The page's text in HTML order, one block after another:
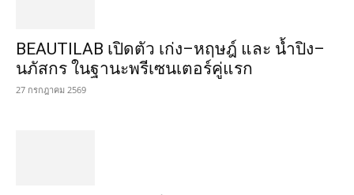
BEAUTILAB เปิดตัว เก่ง–หฤษฎ์ และ น้ำปิง–
นภัสกร ในฐานะพรีเซนเตอร์คู่แรก
27 กรกฎาคม 2569